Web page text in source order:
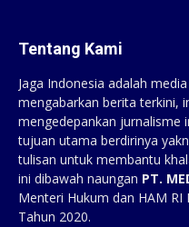
Tentang Kami
Jaga Indonesia adalah
mengabarkan berita terkini,
mengedepankan jurnalisme
tujuan utama berdirinya
tulisan untuk membantu
ini dibawah naungan PT.
Menteri Hukum dan HAM RI
Tahun 2020.